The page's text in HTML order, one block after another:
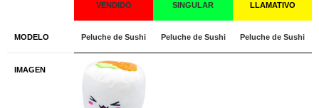
VENDIDO SINGULAR LLAMATIVO
MODELO Peluche de Sushi Peluche de Sushi Peluche de Sushi
IMAGEN